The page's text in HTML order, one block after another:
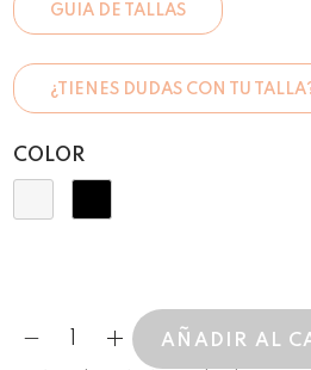
GUIA DE TALLAS
¿TIENES DUDAS CON TU
COLOR
AÑADIR AL